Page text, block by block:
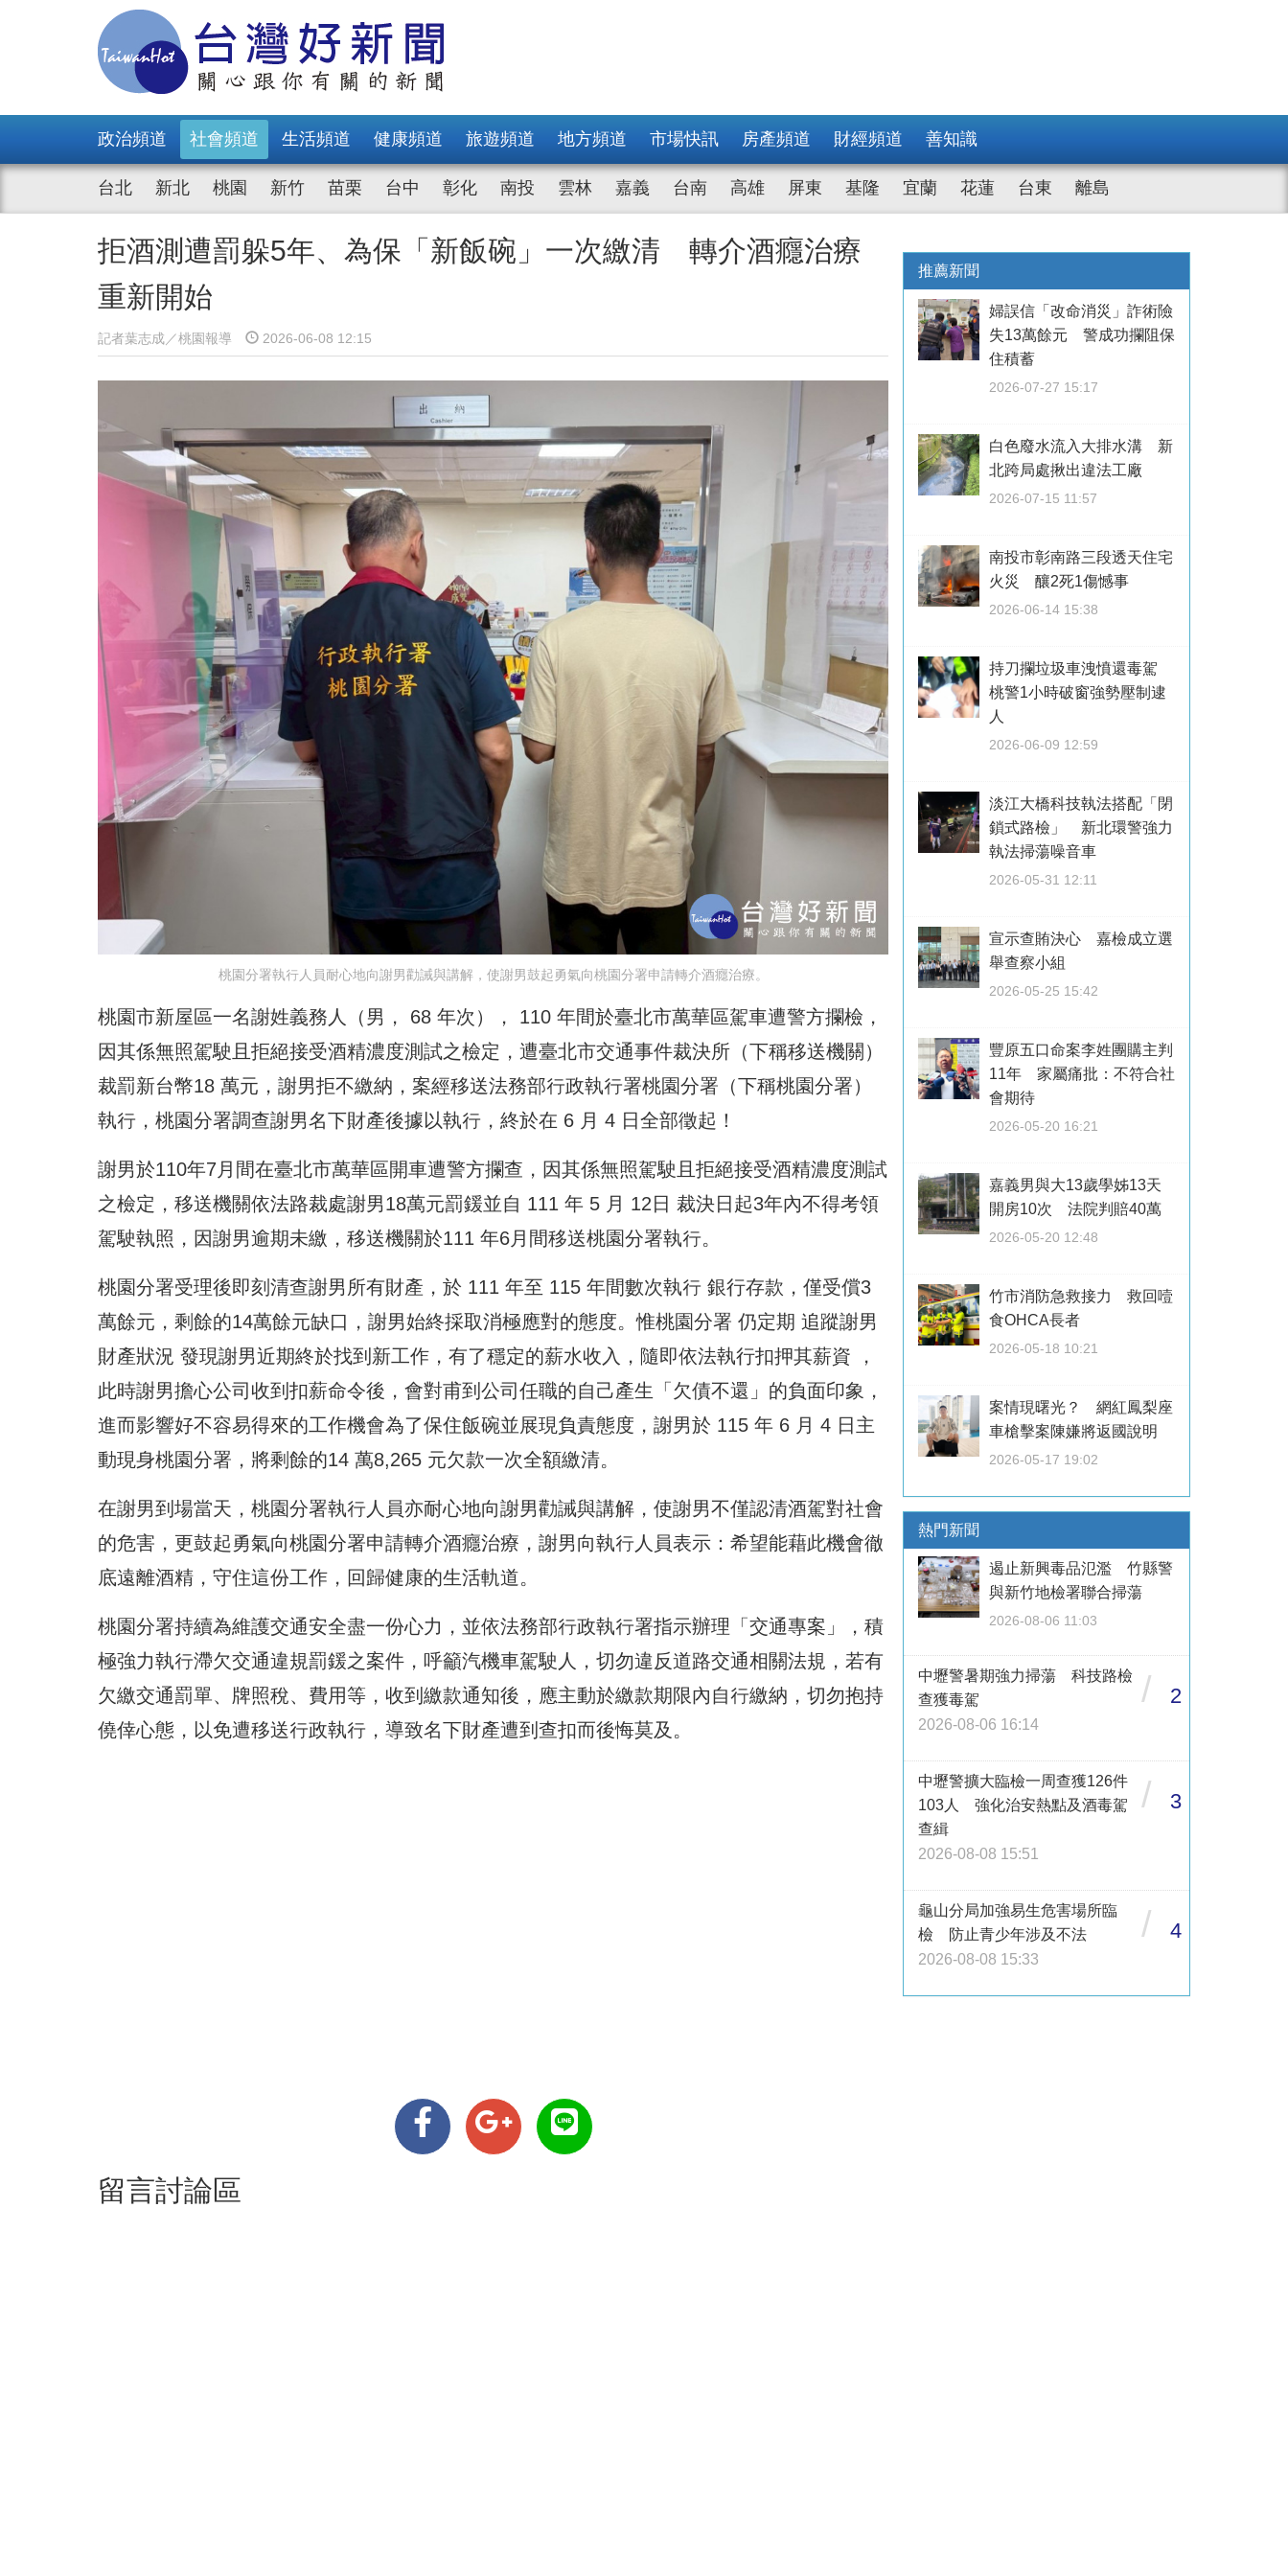
政治頻道 社會頻道 生活頻道 健康頻道 旅遊頻道 地方頻道 市場快訊 房產頻道 財經頻道 善知識
台北 新北 桃園 新竹 苗栗 台中 彰化 南投 雲林 嘉義 台南 高雄 屏東 基隆 宜蘭 花蓮 台東 離島
拒酒測遭罰躲5年、為保「新飯碗」一次繳清 轉介酒癮治療
重新開始
記者葉志成／桃園報導 2026-06-08 12:15
桃園分署執行人員耐心地向謝男勸誡與講解，使謝男鼓起勇氣向桃園分署申請轉介酒癮治療。
桃園市新屋區一名謝姓義務人（男， 68 年次）， 110 年間於臺北市萬華區駕車遭警方攔檢，
因其係無照駕駛且拒絕接受酒精濃度測試之檢定，遭臺北市交通事件裁決所（下稱移送機關）
裁罰新台幣18 萬元，謝男拒不繳納，案經移送法務部行政執行署桃園分署（下稱桃園分署）
執行，桃園分署調查謝男名下財產後據以執行，終於在 6 月 4 日全部徵起！
謝男於110年7月間在臺北市萬華區開車遭警方攔查，因其係無照駕駛且拒絕接受酒精濃度測試
之檢定，移送機關依法路裁處謝男18萬元罰鍰並自 111 年 5 月 12日 裁決日起3年內不得考領
駕駛執照，因謝男逾期未繳，移送機關於111 年6月間移送桃園分署執行。
桃園分署受理後即刻清查謝男所有財產，於 111 年至 115 年間數次執行 銀行存款，僅受償3
萬餘元，剩餘的14萬餘元缺口，謝男始終採取消極應對的態度。惟桃園分署 仍定期 追蹤謝男
財產狀況 發現謝男近期終於找到新工作，有了穩定的薪水收入，隨即依法執行扣押其薪資 ，
此時謝男擔心公司收到扣薪命令後，會對甫到公司任職的自己產生「欠債不還」的負面印象，
進而影響好不容易得來的工作機會為了保住飯碗並展現負責態度，謝男於 115 年 6 月 4 日主
動現身桃園分署，將剩餘的14 萬8,265 元欠款一次全額繳清。
在謝男到場當天，桃園分署執行人員亦耐心地向謝男勸誡與講解，使謝男不僅認清酒駕對社會
的危害，更鼓起勇氣向桃園分署申請轉介酒癮治療，謝男向執行人員表示：希望能藉此機會徹
底遠離酒精，守住這份工作，回歸健康的生活軌道。
桃園分署持續為維護交通安全盡一份心力，並依法務部行政執行署指示辦理「交通專案」，積
極強力執行滯欠交通違規罰鍰之案件，呼籲汽機車駕駛人，切勿違反道路交通相關法規，若有
欠繳交通罰單、牌照稅、費用等，收到繳款通知後，應主動於繳款期限內自行繳納，切勿抱持
僥倖心態，以免遭移送行政執行，導致名下財產遭到查扣而後悔莫及。
留言討論區
推薦新聞
婦誤信「改命消災」詐術險
失13萬餘元 警成功攔阻保
住積蓄
2026-07-27 15:17
白色廢水流入大排水溝 新
北跨局處揪出違法工廠
2026-07-15 11:57
南投市彰南路三段透天住宅
火災 釀2死1傷憾事
2026-06-14 15:38
持刀攔垃圾車洩憤還毒駕
桃警1小時破窗強勢壓制逮
人
2026-06-09 12:59
淡江大橋科技執法搭配「閉
鎖式路檢」 新北環警強力
執法掃蕩噪音車
2026-05-31 12:11
宣示查賄決心 嘉檢成立選
舉查察小組
2026-05-25 15:42
豐原五口命案李姓團購主判
11年 家屬痛批：不符合社
會期待
2026-05-20 16:21
嘉義男與大13歲學姊13天
開房10次 法院判賠40萬
2026-05-20 12:48
竹市消防急救接力 救回噎
食OHCA長者
2026-05-18 10:21
案情現曙光？ 網紅鳳梨座
車槍擊案陳嫌將返國說明
2026-05-17 19:02
熱門新聞
遏止新興毒品氾濫 竹縣警
與新竹地檢署聯合掃蕩
2026-08-06 11:03
中壢警暑期強力掃蕩 科技路檢
查獲毒駕
2026-08-06 16:14
/ 2
中壢警擴大臨檢一周查獲126件
103人 強化治安熱點及酒毒駕
查緝
2026-08-08 15:51
/ 3
龜山分局加強易生危害場所臨
檢 防止青少年涉及不法
2026-08-08 15:33
/ 4